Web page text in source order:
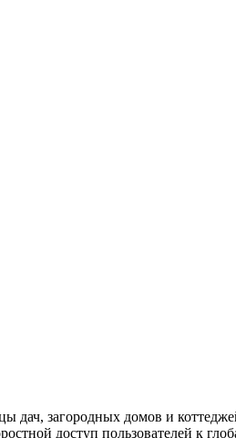
дач, загородных домов и
доступ пользователей к